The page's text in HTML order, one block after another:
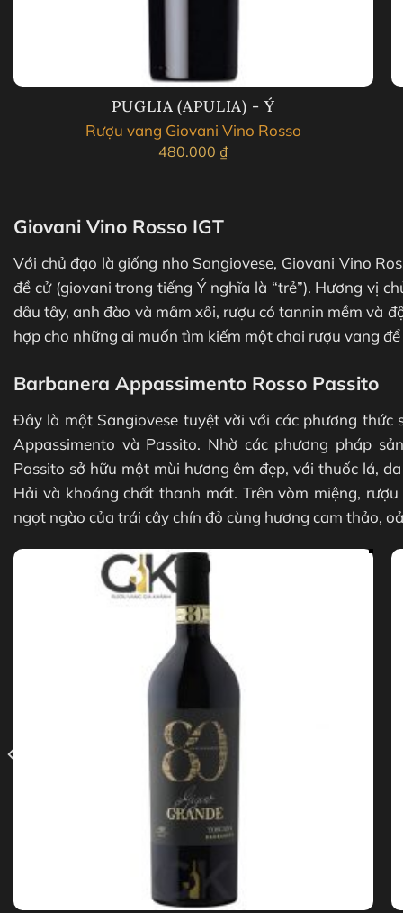
PUGLIA (APULIA) - Ý
Rượu vang Giovani Vino Rosso
480.000 ₫
Giovani Vino Rosso IGT
Với chủ đạo là giống nho Sangiovese, Giovani Vino
đề cử (giovani trong tiếng Ý nghĩa là “trẻ”). Hương vị
dâu tây, anh đào và mâm xôi, rượu có tannin mềm và
hợp cho những ai muốn tìm kiếm một chai rượu vang
Barbanera Appassimento Rosso Passito
Đây là một Sangiovese tuyệt vời với các phương
Appassimento và Passito. Nhờ các phương pháp
Passito sở hữu một mùi hương êm đẹp, với thuốc lá,
Hải và khoáng chất thanh mát. Trên vòm miệng,
ngọt ngào của trái cây chín đỏ cùng hương cam thảo,